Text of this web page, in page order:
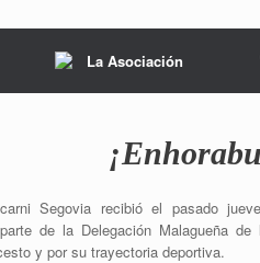
La Asociación
Segovia recibió el pasado
de la Delegación Malagueña
y por su trayectoria deportiva.